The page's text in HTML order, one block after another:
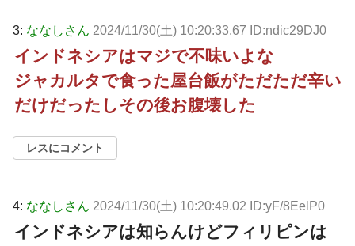
3: ななしさん 2024/11/30(土) 10:20:33.67 ID:ndic29DJ0
インドネシアはマジで不味いよな
ジャカルタで食った屋台飯がただただ辛い
だけだったしその後お腹壊した
レスにコメント
4: ななしさん 2024/11/30(土) 10:20:49.02 ID:yF/8EelP0
インドネシアは知らんけどフィリピンは